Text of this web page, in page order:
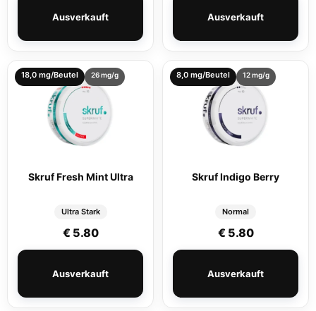
Ausverkauft Ausverkauft
18,0 mg/Beutel 26 mg/g
Skruf Fresh Mint Ultra
Ultra Stark
€ 5.80
Ausverkauft
8,0 mg/Beutel 12 mg/g
Skruf Indigo Berry
Normal
€ 5.80
Ausverkauft